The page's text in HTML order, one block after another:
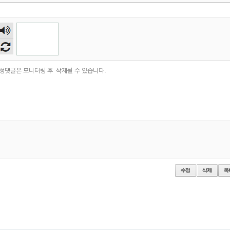
숫자
음성
듣기